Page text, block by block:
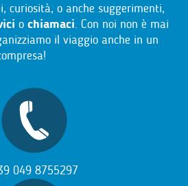
curiosità, o anche suggerimenti,
o chiamaci. Con noi non è mai
il viaggio anche in un
049 8755297